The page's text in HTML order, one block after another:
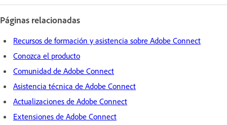
Páginas relacionadas
Recursos de formación y asistencia sobre Adobe Connect
Conozca el producto
Comunidad de Adobe Connect
Asistencia técnica de Adobe Connect
Actualizaciones de Adobe Connect
Extensiones de Adobe Connect